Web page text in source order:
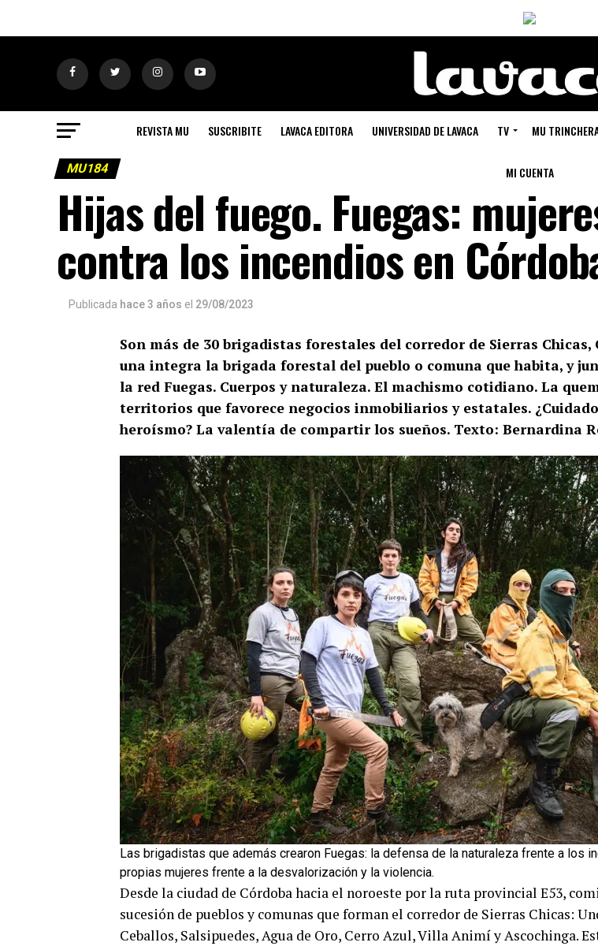
REVISTA MU SUSCRIBITE LAVACA EDITORA UNIVERSIDAD DE LAVACA TV MU
MI CUENTA
MU184
Hijas del fuego. Fuegas:
contra los incendios en
Publicada hace 3 años el 29/08/2023
Son más de 30 brigadistas forestales del corredor de Sierras Chicas,
una integra la brigada forestal del pueblo o comuna que habita, y
la red Fuegas. Cuerpos y naturaleza. El machismo cotidiano. La
territorios que favorece negocios inmobiliarios y estatales.
heroísmo? La valentía de compartir los sueños. Texto: Bernardina
Las brigadistas que además crearon Fuegas: la defensa de la naturaleza frente a los
propias mujeres frente a la desvalorización y la violencia.
Desde la ciudad de Córdoba hacia el noroeste por la ruta provincial E53,
sucesión de pueblos y comunas que forman el corredor de Sierras Chicas:
Ceballos, Salsipuedes, Agua de Oro, Cerro Azul, Villa Animí y Ascochinga.